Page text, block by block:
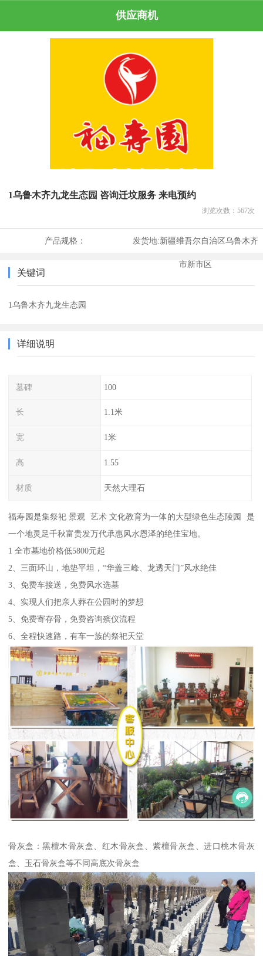
供应商机
1乌鲁木齐九龙生态园 咨询迁坟服务 来电预约
浏览次数： 567次
产品规格： 发货地:新疆维吾尔自治区乌鲁木齐
市新市区
关键词
1乌鲁木齐九龙生态园
详细说明
墓碑 100
长 1.1米
宽 1米
高 1.55
材质 天然大理石
福寿园是集祭祀 景观 艺术 文化教育为一体的大型绿色生态陵园 是
一个地灵足千秋富贵发万代承惠风水恩泽的绝佳宝地。
1 全市墓地价格低5800元起
2、三面环山，地垫平坦，“华盖三峰、龙透天门”风水绝佳
3、免费车接送，免费风水选墓
4、实现人们把亲人葬在公园时的梦想
5、免费寄存骨，免费咨询殡仪流程
6、全程快速路，有车一族的祭祀天堂
骨灰盒：黑檀木骨灰盒、红木骨灰盒、紫檀骨灰盒、进口桃木骨灰
盒、玉石骨灰盒等不同高底次骨灰盒